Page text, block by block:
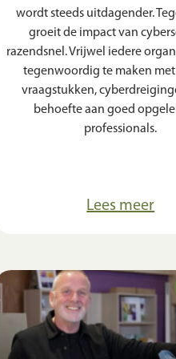
wordt steeds uitdagender.
groeit de impact van
razendsnel. Vrijwel iedere
tegenwoordig te maken
vraagstukken,
behoefte aan goed
professionals.
Lees meer